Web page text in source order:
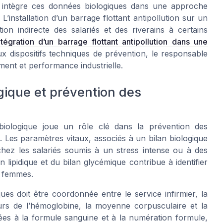
ces données biologiques dans une approche
d’un barrage flottant antipollution sur un
indirecte des salariés et des riverains à certains
d’un barrage flottant antipollution dans une
dispositifs techniques de prévention, le responsable
et performance industrielle.
et prévention des
joue un rôle clé dans la prévention des
paramètres vitaux, associés à un bilan biologique
les salariés soumis à un stress intense ou à des
lipidique et du bilan glycémique contribue à identifier
doit être coordonnée entre le service infirmier, la
de l’hémoglobine, la moyenne corpusculaire et la
à la formule sanguine et à la numération formule,